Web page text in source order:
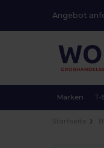
Angebot
Marken T-